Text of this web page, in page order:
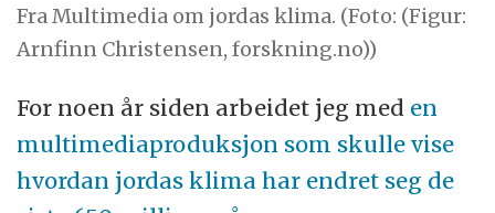
Fra Multimedia om jordas klima. (Foto: (Figur:
Arnfinn Christensen, forskning.no))
For noen år siden arbeidet jeg med en
multimediaproduksjon som skulle vise
hvordan jordas klima har endret seg de